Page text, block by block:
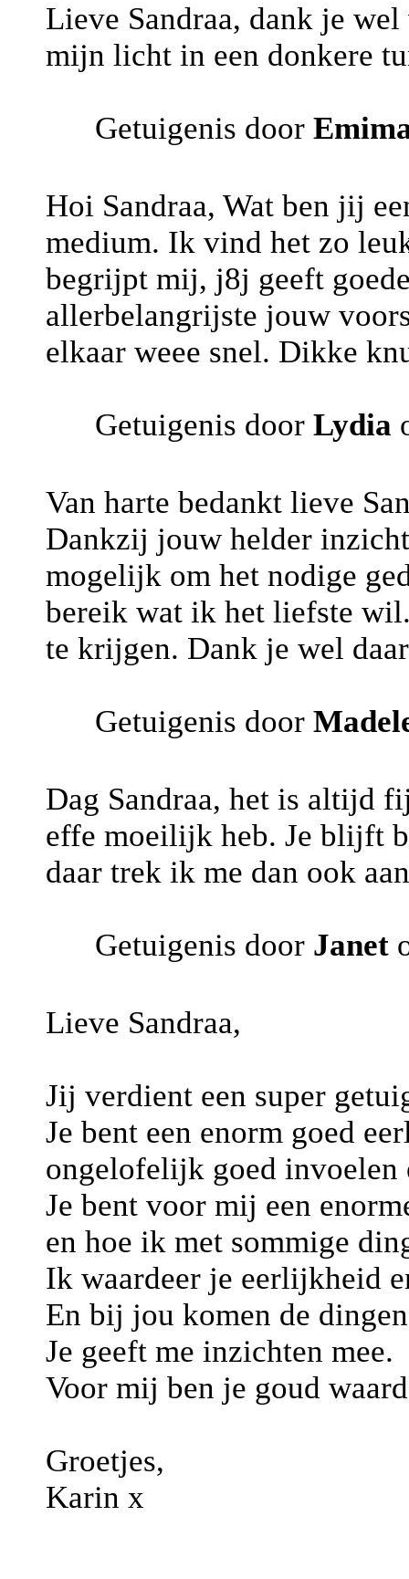
Lieve Sandraa, dank je
mijn licht in een donkere
Getuigenis door
Hoi Sandraa, Wat ben jij
medium. Ik vind het zo
begrijpt mij, j8j geeft
allerbelangrijste jouw
elkaar weee snel. Dikke
Getuigenis door Lydia
Van harte bedankt lieve
Dankzij jouw helder
mogelijk om het nodige
bereik wat ik het liefste
te krijgen. Dank je wel
Getuigenis door
Dag Sandraa, het is altijd
effe moeilijk heb. Je blijft
daar trek ik me dan ook
Getuigenis door Janet
Lieve Sandraa,
Jij verdient een super
Je bent een enorm goed
ongelofelijk goed invoelen
Je bent voor mij een
en hoe ik met sommige
Ik waardeer je eerlijkheid
En bij jou komen de
Je geeft me inzichten mee.
Voor mij ben je goud
Groetjes,
Karin x